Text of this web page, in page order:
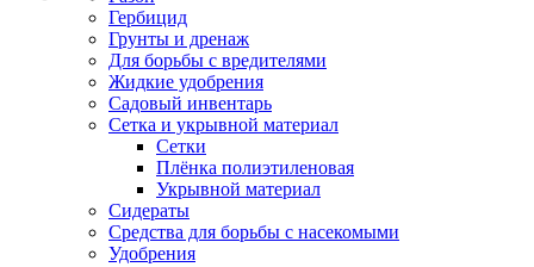
Гербицид
Грунты и дренаж
Для борьбы с вредителями
Жидкие удобрения
Садовый инвентарь
Сетка и укрывной материал
Сетки
Плёнка полиэтиленовая
Укрывной материал
Сидераты
Средства для борьбы с насекомыми
Удобрения